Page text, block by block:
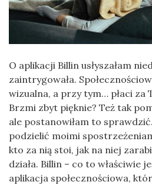
O aplikacji Billin usłyszałam
zaintrygowała.
wizualna, a przy tym… płaci za
Brzmi zbyt pięknie? Też tak
ale postanowiłam to
podzielić moimi
kto za nią stoi, jak na niej
działa. Billin – co to właściwie
aplikacja społecznościowa,